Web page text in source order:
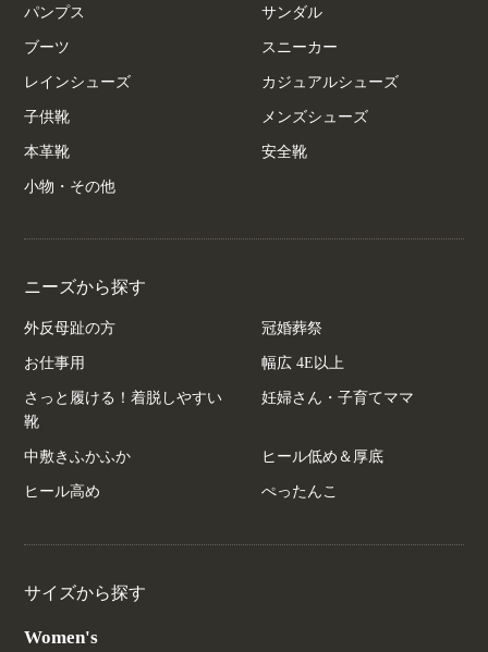
パンプス サンダル
ブーツ スニーカー
レインシューズ カジュアルシューズ
子供靴 メンズシューズ
本革靴 安全靴
小物・その他
ニーズから探す
外反母趾の方 冠婚葬祭
お仕事用 幅広 4E以上
さっと履ける！着脱しやすい
靴
妊婦さん・子育てママ
中敷きふかふか ヒール低め＆厚底
ヒール高め ぺったんこ
サイズから探す
Women's